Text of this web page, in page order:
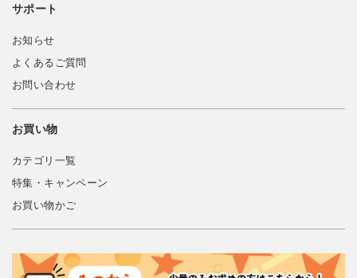
サポート
お知らせ
よくあるご質問
お問い合わせ
お買い物
カテゴリ一覧
特集・キャンペーン
お買い物かご